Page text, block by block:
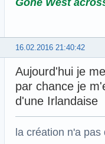
16.02.2016 21:40:42
Aujourd'hui je
par chance je
d'une Irlandaise
la création n'a